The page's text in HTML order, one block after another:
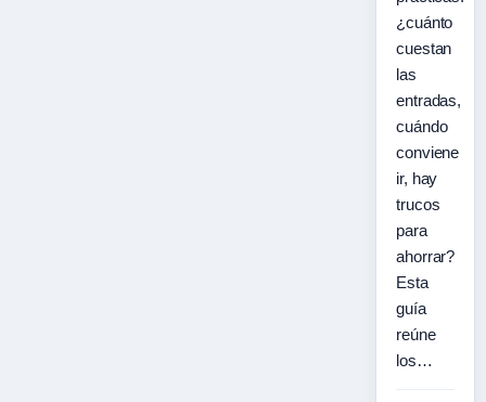
¿cuánto
cuestan
las
entradas,
cuándo
conviene
ir, hay
trucos
para
ahorrar?
Esta
guía
reúne
los…